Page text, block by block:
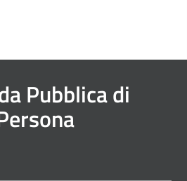
Pubblica di